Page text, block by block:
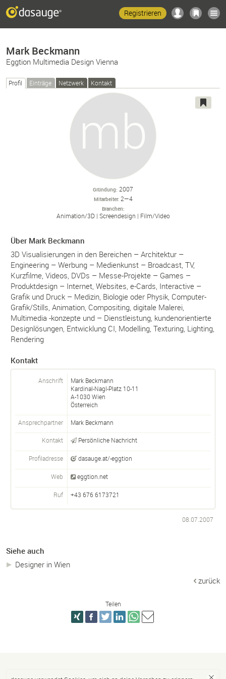
Registrieren
Mark Beckmann
Eggtion Multimedia Design Vienna
Profil Einträge Netzwerk Kontakt
Gründung 2007
Mitarbeiter 2—4
Branchen
Animation/3D Screendesign Film/Video
Über Mark Beckmann
3D Visualisierungen in den Bereichen – Architektur –
Engineering – Werbung – Medienkunst – Broadcast, TV,
Kurzfilme, Videos, DVDs – Messe-Projekte – Games –
Produktdesign – Internet, Websites, e-Cards, Interactive –
Grafik und Druck – Medizin, Biologie oder Physik, Computer-
Grafik/Stills, Animation, Compositing, digitale Malerei,
Multimedia -konzepte und – Dienstleistung, kundenorientierte
Designlösungen, Entwicklung CI, Modelling, Texturing, Lighting,
Rendering
Kontakt
Anschrift
Mark Beckmann
Kardinal-Nagl-Platz 10-11
A-1030Wien
Österreich
Ansprechpartner Mark Beckmann
Kontakt Persönliche Nachricht
Profiladresse dasauge.at/-eggtion
Web eggtion.net
Ruf +43 676 6173721
08.07.2007
Siehe auch
Designer in Wien
zurück
Teilen